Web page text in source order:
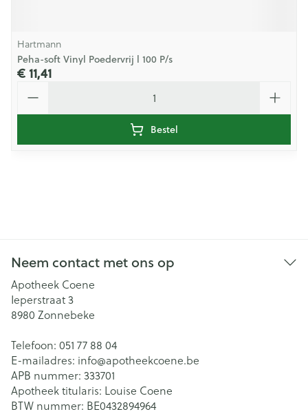
Hartmann
Peha-soft Vinyl Poedervrij l 100 P/s
€ 11,41
Bestel
Neem contact met ons op
Apotheek Coene
Ieperstraat 3
8980 Zonnebeke
Telefoon: 051 77 88 04
E-mailadres: info@apotheekcoene.be
APB nummer: 333701
Apotheek titularis: Louise Coene
BTW nummer: BE0432894964